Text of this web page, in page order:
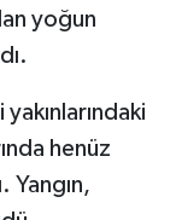
yoğun
henüz
Yangın,